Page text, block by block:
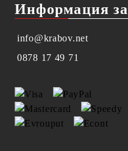
Информация
info@krabov.net
0878 17 49 71